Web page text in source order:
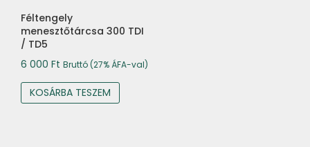
Féltengely
menesztőtárcsa 300 TDI
/ TD5
6 000 Ft Bruttó (27% ÁFA-val)
KOSÁRBA TESZEM